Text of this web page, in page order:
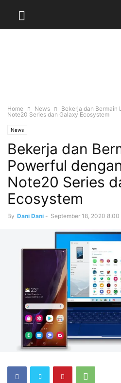
Home News
Bekerja dan Bermain
Note20 Series dan Galaxy Ecosystem
News
Bekerja dan
Powerful
Note20 Series
Ecosystem
By Dani Dani - September 18, 2020 8:00